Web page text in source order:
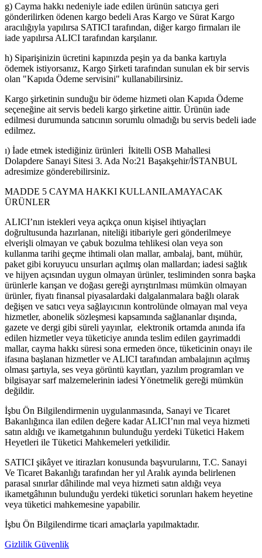
g) Cayma hakkı nedeniyle iade edilen ürünün satıcıya geri
gönderilirken ödenen kargo bedeli Aras Kargo ve Sürat Kargo
aracılığıyla yapılırsa SATICI tarafından, diğer kargo firmaları ile
iade yapılırsa ALICI tarafından karşılanır.
h) Siparişinizin ücretini kapınızda peşin ya da banka kartıyla
ödemek istiyorsanız, Kargo Şirketi tarafından sunulan ek bir servis
olan "Kapıda Ödeme servisini" kullanabilirsiniz.
Kargo şirketinin sunduğu bir ödeme hizmeti olan Kapıda Ödeme
seçeneğine ait servis bedeli kargo şirketine aittir. Ürünün iade
edilmesi durumunda satıcının sorumlu olmadığı bu servis bedeli iade
edilmez.
ı) İade etmek istediğiniz ürünleri İkitelli OSB Mahallesi
Dolapdere Sanayi Sitesi 3. Ada No:21 Başakşehir/İSTANBUL
adresimize gönderebilirsiniz.
MADDE 5 CAYMA HAKKI KULLANILAMAYACAK
ÜRÜNLER
ALICI’nın istekleri veya açıkça onun kişisel ihtiyaçları
doğrultusunda hazırlanan, niteliği itibariyle geri gönderilmeye
elverişli olmayan ve çabuk bozulma tehlikesi olan veya son
kullanma tarihi geçme ihtimali olan mallar, ambalaj, bant, mühür,
paket gibi koruyucu unsurları açılmış olan mallardan; iadesi sağlık
ve hijyen açısından uygun olmayan ürünler, tesliminden sonra başka
ürünlerle karışan ve doğası gereği ayrıştırılması mümkün olmayan
ürünler, fiyatı finansal piyasalardaki dalgalanmalara bağlı olarak
değişen ve satıcı veya sağlayıcının kontrolünde olmayan mal veya
hizmetler, abonelik sözleşmesi kapsamında sağlananlar dışında,
gazete ve dergi gibi süreli yayınlar, elektronik ortamda anında ifa
edilen hizmetler veya tüketiciye anında teslim edilen gayrimaddi
mallar, cayma hakkı süresi sona ermeden önce, tüketicinin onayı ile
ifasına başlanan hizmetler ve ALICI tarafından ambalajının açılmış
olması şartıyla, ses veya görüntü kayıtları, yazılım programları ve
bilgisayar sarf malzemelerinin iadesi Yönetmelik gereği mümkün
değildir.
İşbu Ön Bilgilendirmenin uygulanmasında, Sanayi ve Ticaret
Bakanlığınca ilan edilen değere kadar ALICI’nın mal veya hizmeti
satın aldığı ve ikametgahının bulunduğu yerdeki Tüketici Hakem
Heyetleri ile Tüketici Mahkemeleri yetkilidir.
SATICI şikâyet ve itirazları konusunda başvurularını, T.C. Sanayi
Ve Ticaret Bakanlığı tarafından her yıl Aralık ayında belirlenen
parasal sınırlar dâhilinde mal veya hizmeti satın aldığı veya
ikametgâhının bulunduğu yerdeki tüketici sorunları hakem heyetine
veya tüketici mahkemesine yapabilir.
İşbu Ön Bilgilendirme ticari amaçlarla yapılmaktadır.
Gizlilik Güvenlik